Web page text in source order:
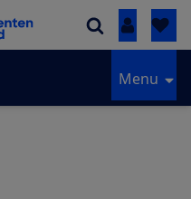
Inloggen
Menu